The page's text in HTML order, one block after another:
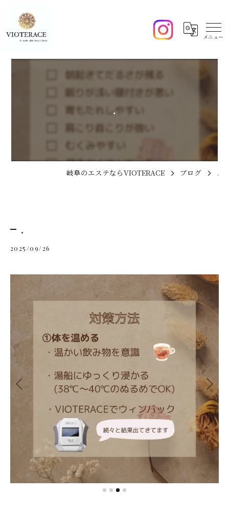
.
岐阜のエステならVIOTERACE ブログ .
.
2025/09/26